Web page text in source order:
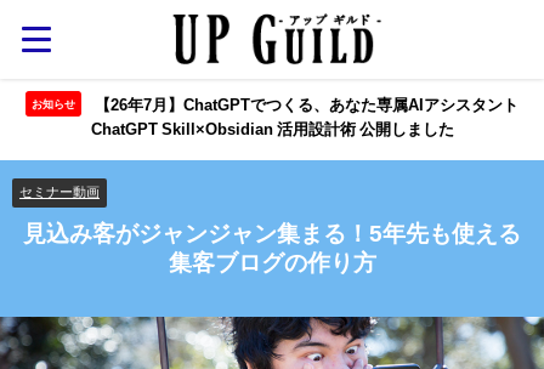
お知らせ
【26年7月】ChatGPTでつくる、あなた専属AIアシスタント
ChatGPT Skill×Obsidian 活用設計術 公開しました
セミナー動画
見込み客がジャンジャン集まる！5年先も使える
集客ブログの作り方